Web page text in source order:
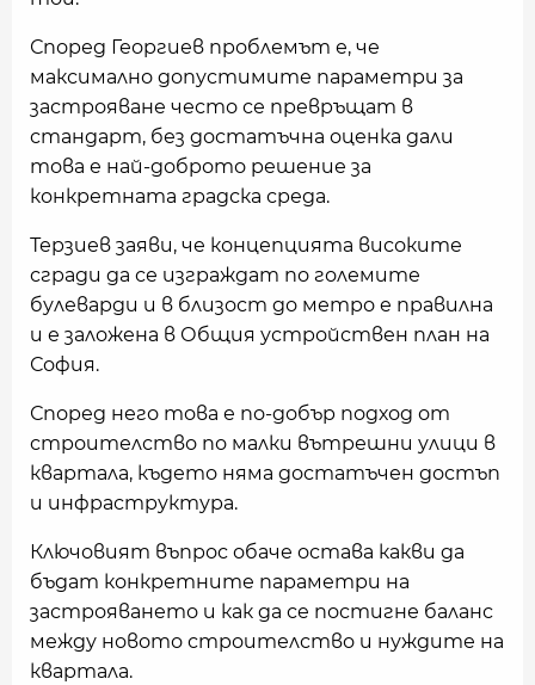
Според Георгиев проблемът е, че
максимално допустимите параметри за
застрояване често се превръщат в
стандарт, без достатъчна оценка дали
това е най-доброто решение за
конкретната градска среда.
Терзиев заяви, че концепцията високите
сгради да се изграждат по големите
булеварди и в близост до метро е правилна
и е заложена в Общия устройствен план на
София.
Според него това е по-добър подход от
строителство по малки вътрешни улици в
квартала, където няма достатъчен достъп
и инфраструктура.
Ключовият въпрос обаче остава какви да
бъдат конкретните параметри на
застрояването и как да се постигне баланс
между новото строителство и нуждите на
квартала.